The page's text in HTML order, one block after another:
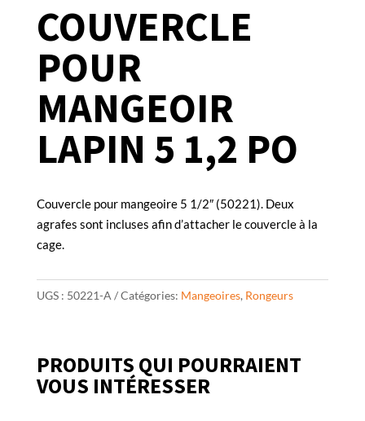
COUVERCLE
POUR
MANGEOIR
LAPIN 5 1,2 PO
Couvercle pour mangeoire 5 1/2″ (50221). Deux
agrafes sont incluses afin d’attacher le couvercle à la
cage.
UGS : 50221-A Catégories: Mangeoires, Rongeurs
PRODUITS QUI POURRAIENT
VOUS INTÉRESSER